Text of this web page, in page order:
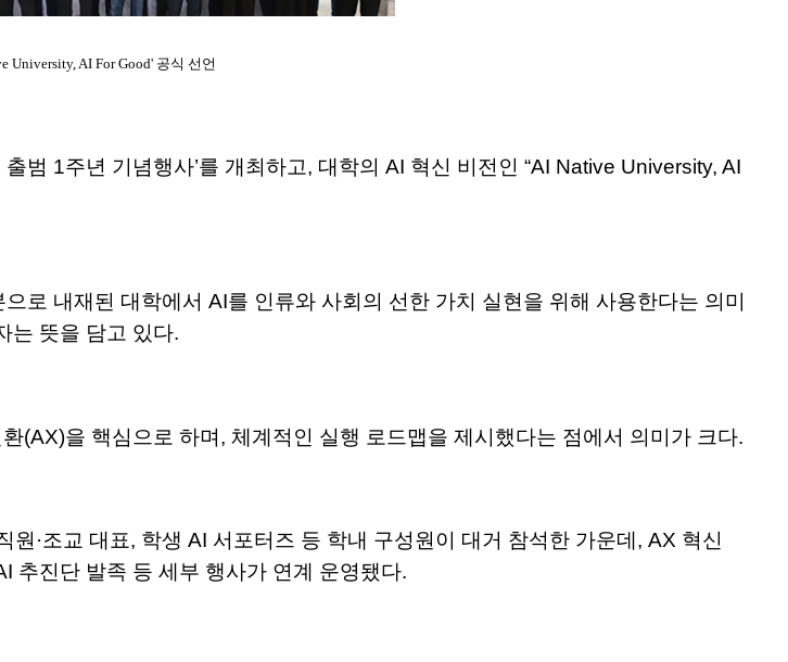
University, AI For Good' 공식 선언
범 1주년 기념행사’를 개최하고, 대학의 AI 혁신 비전인 “AI Native University, AI
로 내재된 대학에서 AI를 인류와 사회의 선한 가치 실현을 위해 사용한다는 의미
는 뜻을 담고 있다.
(AX)을 핵심으로 하며, 체계적인 실행 로드맵을 제시했다는 점에서 의미가 크다.
·조교 대표, 학생 AI 서포터즈 등 학내 구성원이 대거 참석한 가운데, AX 혁신
추진단 발족 등 세부 행사가 연계 운영됐다.